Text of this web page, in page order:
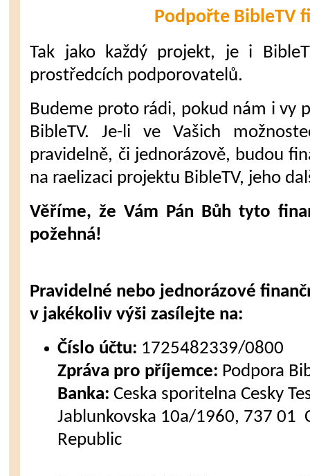
Podpořte BibleTV
Tak jako každý projekt, je i
prostředcích podporovatelů.
Budeme proto rádi, pokud nám i vy
BibleTV. Je-li ve Vašich
pravidelně, či jednorázově, budou
na raelizaci projektu BibleTV, jeho
Věříme, že Vám Pán Bůh tyto
požehná!
Pravidelné nebo jednorázové
v jakékoliv výši zasílejte na:
Číslo účtu: 1725482339/0800
Zpráva pro příjemce: Podpora
Banka: Ceska sporitelna Cesky
Jablunkovska 10a/1960, 737 01
Republic